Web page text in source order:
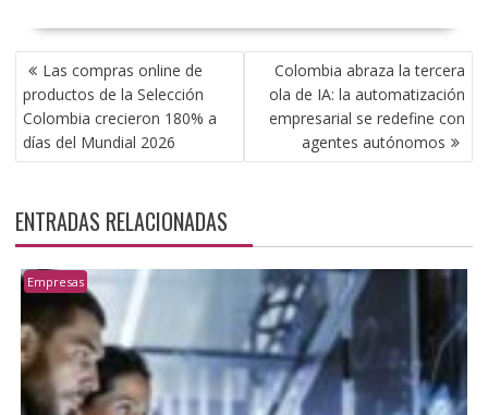
NAVEGACIÓN
DE
ENTRADAS
Las compras online de
productos de la Selección
Colombia crecieron 180% a
días del Mundial 2026
Colombia abraza la tercera
ola de IA: la automatización
empresarial se redefine con
agentes autónomos
ENTRADAS RELACIONADAS
Empresas